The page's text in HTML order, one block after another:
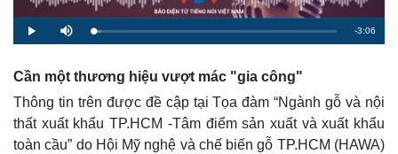
P
l
M
u
L
o
d
9
%
R
i
-3:06
Cần một thương hiệu vượt mác "gia công"
Thông tin trên được đề cập tại Tọa đàm “Ngành gỗ và nội
thất xuất khẩu TP.HCM -Tâm điểm sản xuất và xuất khẩu
toàn cầu” do Hội Mỹ nghệ và chế biến gỗ TP.HCM (HAWA)